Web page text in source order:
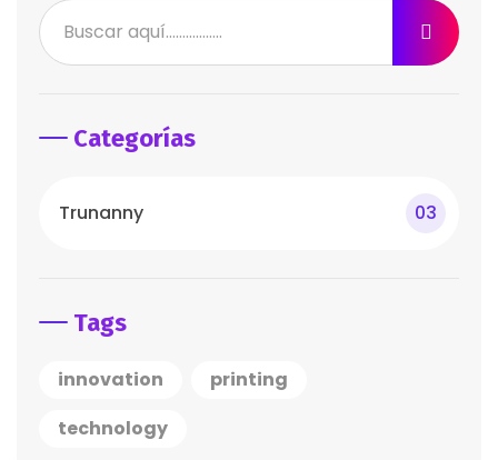
Categorías
Trunanny 03
Tags
innovation
printing
technology